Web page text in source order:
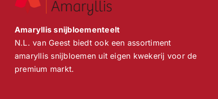
Amaryllis snijbloementeelt
N.L. van Geest biedt ook een assortiment
amaryllis snijbloemen uit eigen kwekerij voor de
premium markt.